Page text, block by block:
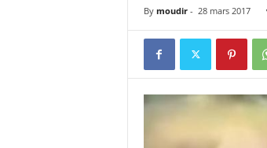
By moudir- 28 mars 2017